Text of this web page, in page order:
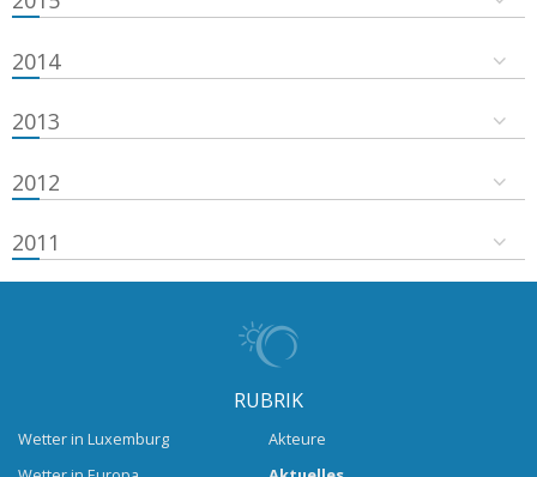
2014
2013
2012
2011
RUBRIK
Wetter in Luxemburg
Akteure